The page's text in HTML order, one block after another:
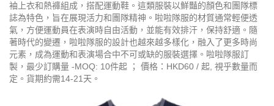
袖上衣和熱褲組成，搭配運動鞋。這類服裝以鮮豔的顏色和團隊標
誌為特色，旨在展現活力和團隊精神。啦啦隊服的材質通常輕便透
氣，方便運動員在表演時自由活動，並能有效排汗，保持舒適。隨
著時代的變遷，啦啦隊服的設計也越來越多樣化，融入了更多時尚
元素，成為運動和表演場合中不可或缺的服裝選擇。啦啦隊服訂
製，最少訂購量 -MOQ: 10件起 ； 價格：HKD60 / 起, 視乎數量而
定。貨期約需14-21天。